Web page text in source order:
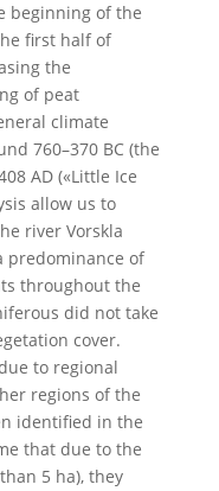
beginning of the
first half of
the
of peat
climate
760–370 BC (the
AD («Little Ice
allow us to
river Vorskla
predominance of
throughout the
did not take
cover.
to regional
regions of the
identified in the
that due to the
5 ha), they